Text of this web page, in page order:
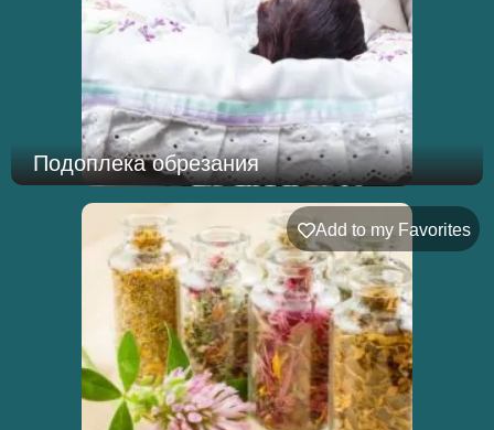
Подоплека обрезания
Add to my Favorites